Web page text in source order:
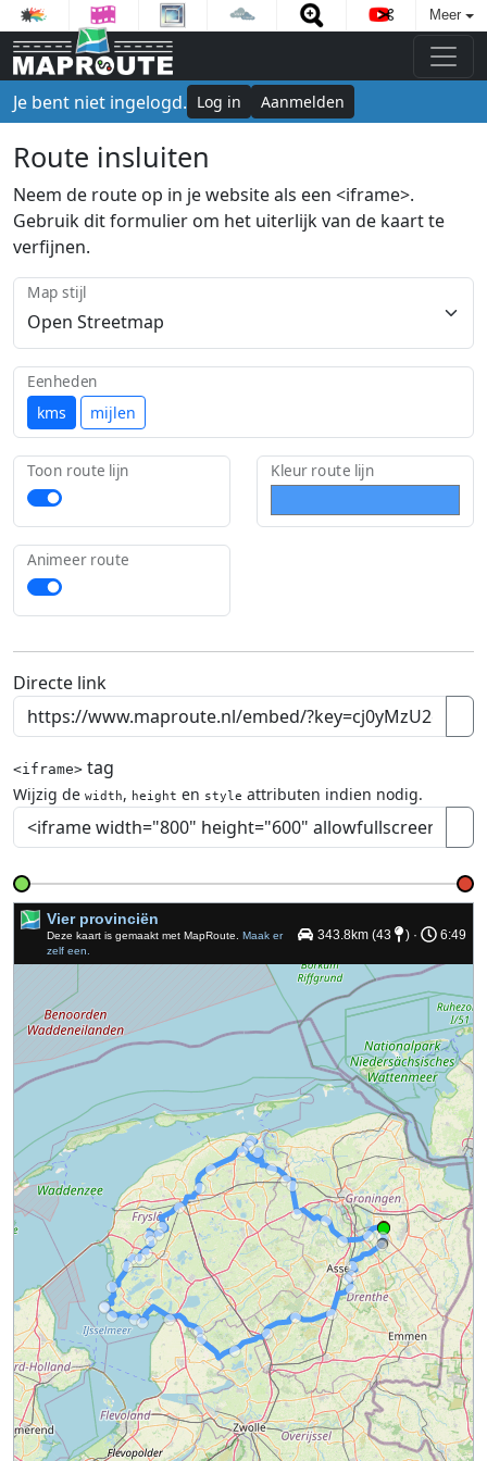
Meer
Je bent niet ingelogd. Log in Aanmelden
Route insluiten
Neem de route op in je website als een <iframe>.
Gebruik dit formulier om het uiterlijk van de kaart te
verfijnen.
Map stijl
kms mijlen
Eenheden
Toon route lijn Kleur route lijn
Animeer route
Directe link
<iframe> tag
Wijzig de width, height en style attributen indien nodig.